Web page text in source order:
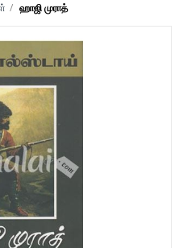
ஹாஜி முராத்